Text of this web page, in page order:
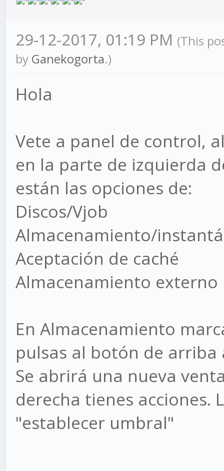
29-12-2017, 01:19 PM (This
by Ganekogorta.)
Hola
Vete a panel de control,
en la parte de izquierda
están las opciones de:
Discos/Vjob
Almacenamiento/
Aceptación de caché
Almacenamiento externo
En Almacenamiento
pulsas al botón de
Se abrirá una nueva
derecha tienes acciones.
"establecer umbral"